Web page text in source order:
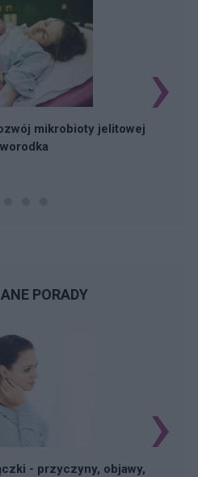
mikrobioty jelitowej ›
PORADY
- przyczyny, objawy, ›